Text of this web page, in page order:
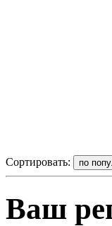
Сортировать:
Ваш